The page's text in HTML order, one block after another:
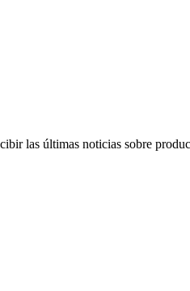
las últimas noticias sobre